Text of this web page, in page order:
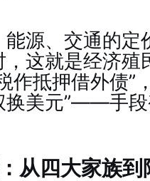
源、交通的定
这就是经济殖
作抵押借外债”
换美元”——手
从四大家族